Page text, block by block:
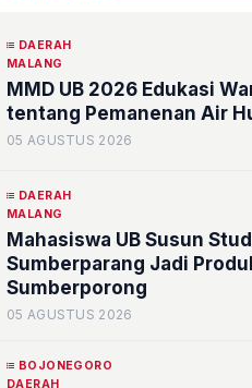
DAERAH
MALANG
MMD UB 2026 Edukasi
tentang Pemanenan Air
05 AGUSTUS 2026
DAERAH
MALANG
Mahasiswa UB Susun
Sumberparang Jadi
Sumberporong
05 AGUSTUS 2026
BOJONEGORO
DAERAH